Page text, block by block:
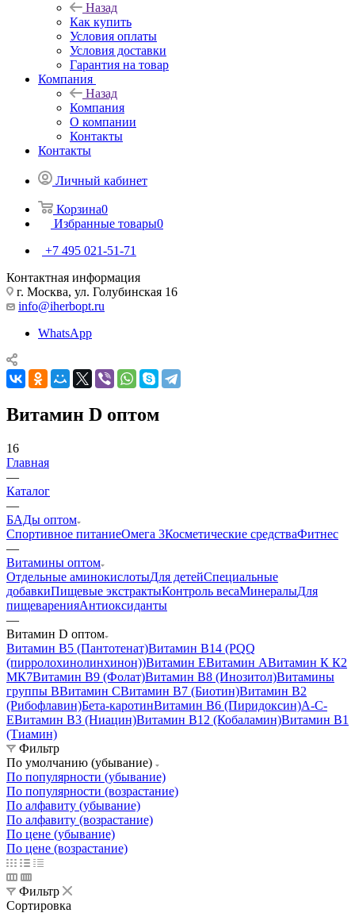
Назад
Как купить
Условия оплаты
Условия доставки
Гарантия на товар
Компания
Назад
Компания
О компании
Контакты
Контакты
Личный кабинет
Корзина0
Избранные товары0
+7 495 021-51-71
Контактная информация
г. Москва, ул. Голубинская 16
info@iherbopt.ru
WhatsApp
Витамин D оптом
16
Главная
—
Каталог
—
БАДы оптом
Спортивное питаниеОмега 3Косметические средстваФитнес
—
Витамины оптом
Отдельные аминокислотыДля детейСпециальные
добавкиПищевые экстрактыКонтроль весаМинералыДля
пищеваренияАнтиоксиданты
—
Витамин D оптом
Витамин B5 (Пантотенат)Витамин B14 (PQQ
(пирролохинолинхинон))Витамин ЕВитамин АВитамин К К2
МК7Витамин B9 (Фолат)Витамин B8 (Инозитол)Витамины
группы BВитамин СВитамин B7 (Биотин)Витамин B2
(Рибофлавин)Бета-каротинВитамин B6 (Пиридоксин)A-C-
EВитамин B3 (Ниацин)Витамин B12 (Кобаламин)Витамин B1
(Тиамин)
Фильтр
По умолчанию (убывание)
По популярности (убывание)
По популярности (возрастание)
По алфавиту (убывание)
По алфавиту (возрастание)
По цене (убывание)
По цене (возрастание)
Фильтр
Сортировка